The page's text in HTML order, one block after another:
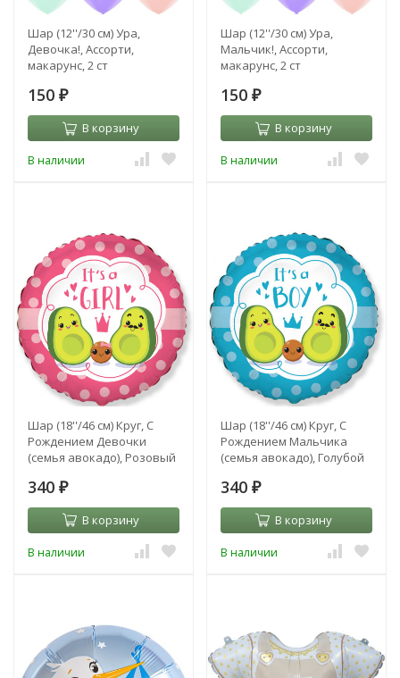
Шар (12''/30 см) Ура,
Девочка!, Ассорти,
макарунс, 2 ст
150 ₽
В корзину
В наличии
Шар (12''/30 см) Ура,
Мальчик!, Ассорти,
макарунс, 2 ст
150 ₽
В корзину
В наличии
Шар (18''/46 см) Круг, С
Рождением Девочки
(семья авокадо), Розовый
340 ₽
В корзину
В наличии
Шар (18''/46 см) Круг, С
Рождением Мальчика
(семья авокадо), Голубой
340 ₽
В корзину
В наличии